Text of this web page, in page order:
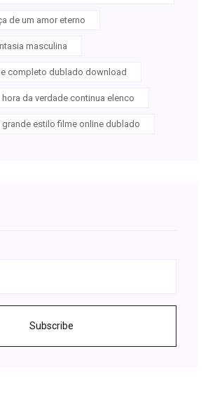
de um amor eterno
masculina
completo dublado download
hora da verdade continua elenco
estilo filme online dublado
Subscribe